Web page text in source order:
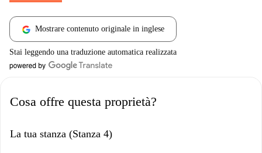
Mostrare contenuto originale in inglese
Stai leggendo una traduzione automatica realizzata
Cosa offre questa proprietà?
La tua stanza (Stanza 4)